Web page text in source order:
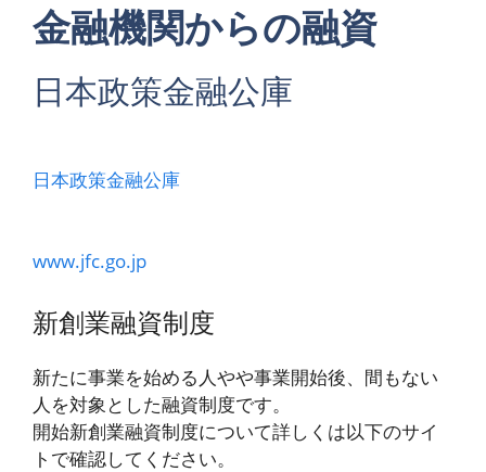
金融機関からの融資
日本政策金融公庫
日本政策金融公庫
www.jfc.go.jp
新創業融資制度
新たに事業を始める人やや事業開始後、間もない
人を対象とした融資制度です。
開始新創業融資制度について詳しくは以下のサイ
トで確認してください。